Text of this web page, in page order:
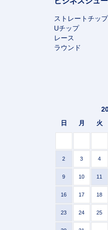
ストレートチップ
Uチップ
レース
ラウンド
日 月 火
2 3 4
9 10 11
16 17 18
23 24 25